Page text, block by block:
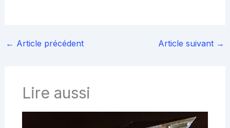
← Article précédent Article suivant →
Lire aussi